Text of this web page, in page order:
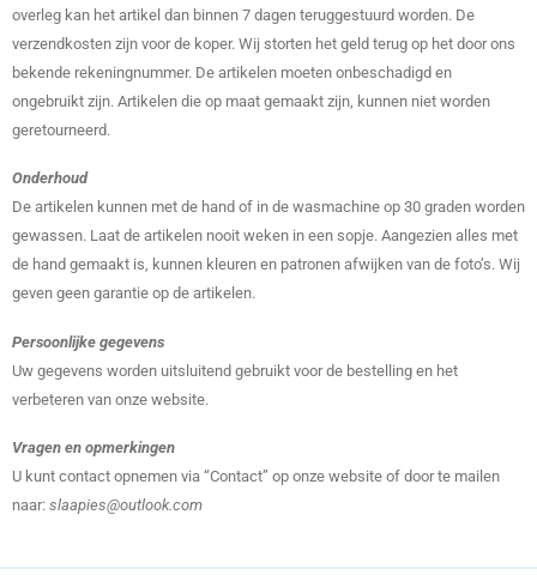
overleg kan het artikel dan binnen 7 dagen teruggestuurd worden. De
verzendkosten zijn voor de koper. Wij storten het geld terug op het door ons
bekende rekeningnummer. De artikelen moeten onbeschadigd en
ongebruikt zijn. Artikelen die op maat gemaakt zijn, kunnen niet worden
geretourneerd.
Onderhoud
De artikelen kunnen met de hand of in de wasmachine op 30 graden worden
gewassen. Laat de artikelen nooit weken in een sopje. Aangezien alles met
de hand gemaakt is, kunnen kleuren en patronen afwijken van de foto’s. Wij
geven geen garantie op de artikelen.
Persoonlijke gegevens
Uw gegevens worden uitsluitend gebruikt voor de bestelling en het
verbeteren van onze website.
Vragen en opmerkingen
U kunt contact opnemen via “Contact” op onze website of door te mailen
naar: slaapies@outlook.com